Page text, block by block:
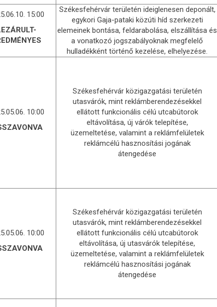
15:00
Székesfehérvár területén ideiglenesen deponált,
egykori Gaja-pataki közúti híd szerkezeti
elemeinek bontása, feldarabolása, elszállítása és
a vonatkozó jogszabályoknak megfelelő
hulladékként történő kezelése, elhelyezése.
10:00
Székesfehérvár közigazgatási területén
utasvárók, mint reklámberendezésekkel
ellátott funkcionális célú utcabútorok
eltávolítása, új várók telepítése,
üzemeltetése, valamint a reklámfelületek
reklámcélú hasznosítási jogának
átengedése
10:00
Székesfehérvár közigazgatási területén
utasvárók, mint reklámberendezésekkel
ellátott funkcionális célú utcabútorok
eltávolítása, új utasvárók telepítése,
üzemeltetése, valamint a reklámfelületek
reklámcélú hasznosítási jogának
átengedése